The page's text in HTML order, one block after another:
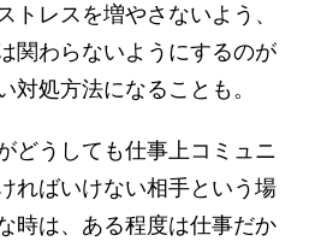
トレスを増やさないよう、
関わらないようにするのが
対処方法になることも。
どうしても仕事上コミュニ
ればいけない相手という場
時は、ある程度は仕事だか